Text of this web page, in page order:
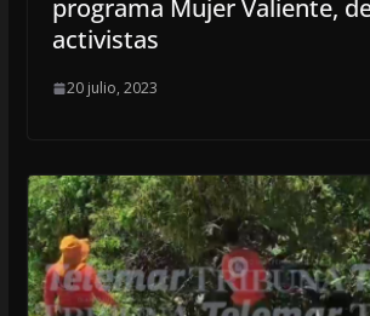
programa Mujer Valiente,
activistas
20 julio, 2023